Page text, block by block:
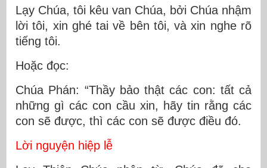
Lạy Chúa, tôi kêu van Chúa, bởi Chúa nhậm
lời tôi, xin ghé tai về bên tôi, và xin nghe rõ
tiếng tôi.
Hoặc đọc:
Chúa Phán: “Thầy bảo thật các con: tất cả
những gì các con cầu xin, hãy tin rằng các
con sẽ được, thì các con sẽ được điều đó.
Lời nguyện hiệp lễ